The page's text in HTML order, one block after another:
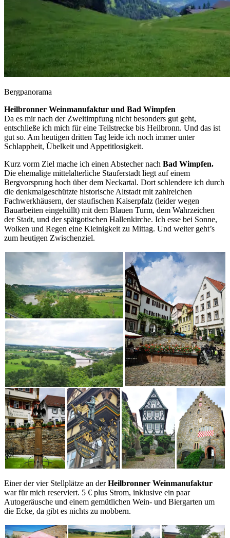
Bergpanorama
Heilbronner Weinmanufaktur und Bad Wimpfen
Da es mir nach der Zweitimpfung nicht besonders gut geht,
entschließe ich mich für eine Teilstrecke bis Heilbronn. Und das ist
gut so. Am heutigen dritten Tag leide ich noch immer unter
Schlappheit, Übelkeit und Appetitlosigkeit.
Kurz vorm Ziel mache ich einen Abstecher nach Bad Wimpfen.
Die ehemalige mittelalterliche Stauferstadt liegt auf einem
Bergvorsprung hoch über dem Neckartal. Dort schlendere ich durch
die denkmalgeschützte historische Altstadt mit zahlreichen
Fachwerkhäusern, der staufischen Kaiserpfalz (leider wegen
Bauarbeiten eingehüllt) mit dem Blauen Turm, dem Wahrzeichen
der Stadt, und der spätgotischen Hallenkirche. Ich esse bei Sonne,
Wolken und Regen eine Kleinigkeit zu Mittag. Und weiter geht’s
zum heutigen Zwischenziel.
Einer der vier Stellplätze an derHeilbronner Weinmanufaktur
war für mich reserviert. 5 € plus Strom, inklusive ein paar
Autogeräusche und einem gemütlichen Wein- und Biergarten um
die Ecke, da gibt es nichts zu mobbern.